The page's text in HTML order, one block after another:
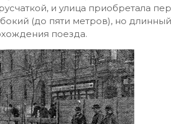
и улица приобретала
(до пяти метров), но
поезда.